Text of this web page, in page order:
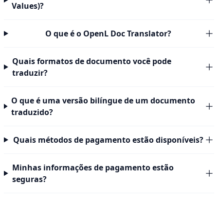
Values)?
O que é o OpenL Doc Translator?
Quais formatos de documento você pode
traduzir?
O que é uma versão bilíngue de um documento
traduzido?
Quais métodos de pagamento estão disponíveis?
Minhas informações de pagamento estão
seguras?